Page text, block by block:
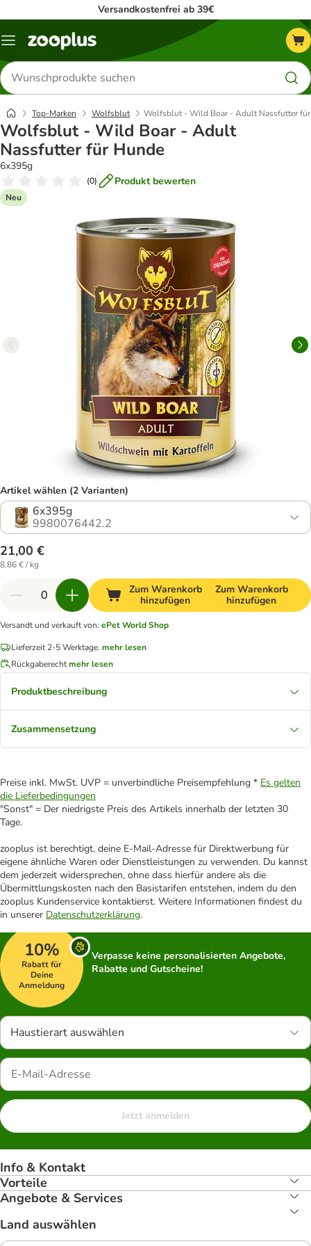
Versandkostenfrei ab 39€
Menü
Produkte
suchen
Top-Marken Wolfsblut Wolfsblut - Wild Boar - Adult Nassfutter
Wolfsblut - Wild Boar - Adult
Nassfutter für Hunde
6x395g
(0) Produkt bewerten
Neu
Artikel wählen (2 Varianten)
6x395g
9980076442.2
21,00 €
8,86 € / kg
Zum Warenkorb
hinzufügen
Zum Warenkorb
hinzufügen
Versandt und verkauft von: ePet World Shop
Lieferzeit 2-5 Werktage. mehr lesen
Rückgaberechtmehr lesen
Produktbeschreibung
Zusammensetzung
Preise inkl. MwSt. UVP = unverbindliche Preisempfehlung * Es gelten
die Lieferbedingungen
"Sonst" = Der niedrigste Preis des Artikels innerhalb der letzten 30
Tage.
zooplus ist berechtigt, deine E-Mail-Adresse für Direktwerbung für
eigene ähnliche Waren oder Dienstleistungen zu verwenden. Du kannst
dem jederzeit widersprechen, ohne dass hierfür andere als die
Übermittlungskosten nach den Basistarifen entstehen, indem du den
zooplus Kundenservice kontaktierst. Weitere Informationen findest du
in unserer Datenschutzerklärung.
10%
Rabatt für
Deine
Anmeldung
Verpasse keine personalisierten Angebote,
Rabatte und Gutscheine!
Haustierart auswählen
Jetzt anmelden
Info & Kontakt
Vorteile
Angebote & Services
Land auswählen